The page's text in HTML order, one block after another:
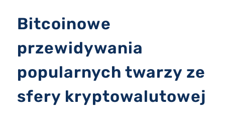
Bitcoinowe
przewidywania
popularnych twarzy ze
sfery kryptowalutowej